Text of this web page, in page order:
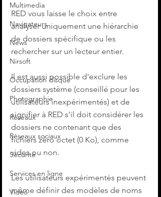
Multimedia
Navigateurs
News
Nirsoft
Occupation disque
Photographie
Réseaux
Réseaux sociaux
Sécurité
Services en ligne
Video
RED vous laisse le choix entre
analyser uniquement une hiérarchie
de dossiers spécifique ou les
rechercher sur un lecteur entier.
Il est aussi possible d'exclure les
dossiers système (conseillé pour les
utilisateurs inexpérimentés) et de
signifier à RED s'il doit considérer les
dossiers ne contenant que des
fichiers zéro octet (0 Ko), comme
vides ou non.
Les utilisateurs expérimentés peuvent
même définir des modèles de noms